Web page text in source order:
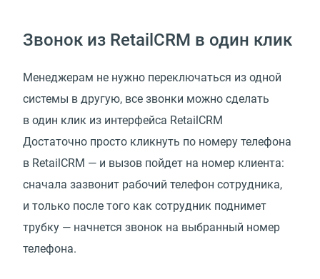
Звонок из RetailCRM в один клик
Менеджерам не нужно переключаться из одной
системы в другую, все звонки можно сделать
в один клик из интерфейса RetailCRM
Достаточно просто кликнуть по номеру телефона
в RetailCRM — и вызов пойдет на номер клиента:
сначала зазвонит рабочий телефон сотрудника,
и только после того как сотрудник поднимет
трубку — начнется звонок на выбранный номер
телефона.